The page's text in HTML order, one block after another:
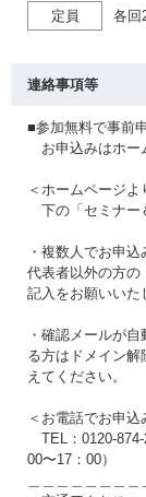
定員 各回
連絡事項等
■参加無料で事前
お申込みはホー
＜ホームページよ
下の「セミナー
・複数人でお申
代表者以外の方の
記入をお願いいた
・確認メールが
る方はドメイン解
えてください。
＜お電話でお申込
TEL：0120-874-
00〜17：00）